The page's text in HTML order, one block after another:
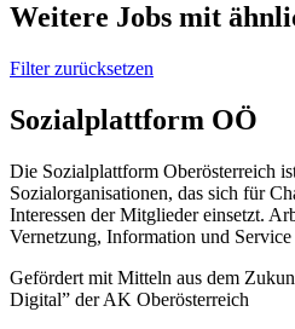
Weitere Jobs mit
Filter zurücksetzen
Sozialplattform OÖ
Die Sozialplattform Oberösterreich
Sozialorganisationen, das sich für
Interessen der Mitglieder einsetzt.
Vernetzung, Information und
Gefördert mit Mitteln aus dem
Digital” der AK Oberösterreich